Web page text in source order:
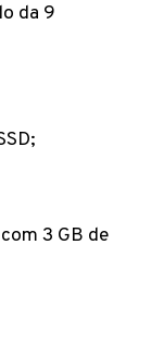
da 9
3 GB de